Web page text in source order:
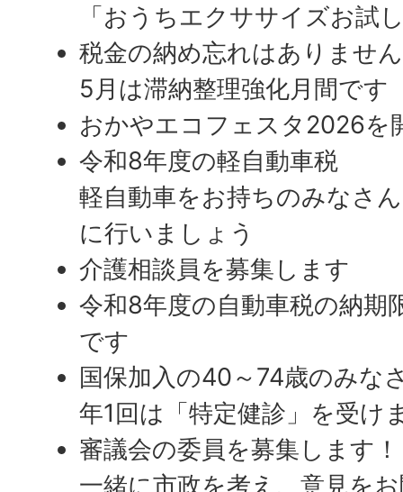
「おうちエクササイズお試
税金の納め忘れはありませ
5月は滞納整理強化月間です
おかやエコフェスタ2026を
令和8年度の軽自動車税
軽自動車をお持ちのみなさ
に行いましょう
介護相談員を募集します
令和8年度の自動車税の納期
です
国保加入の40～74歳のみな
年1回は「特定健診」を受け
審議会の委員を募集します！
一緒に市政を考え、意見を